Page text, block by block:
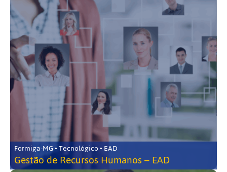
Formiga-MG • Tecnológico • EAD
Gestão de Recursos Humanos – EAD